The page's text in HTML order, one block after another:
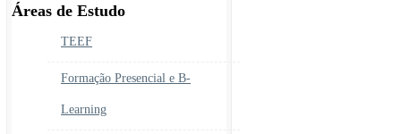
Áreas de Estudo
TEEF
Formação Presencial e B-
Learning